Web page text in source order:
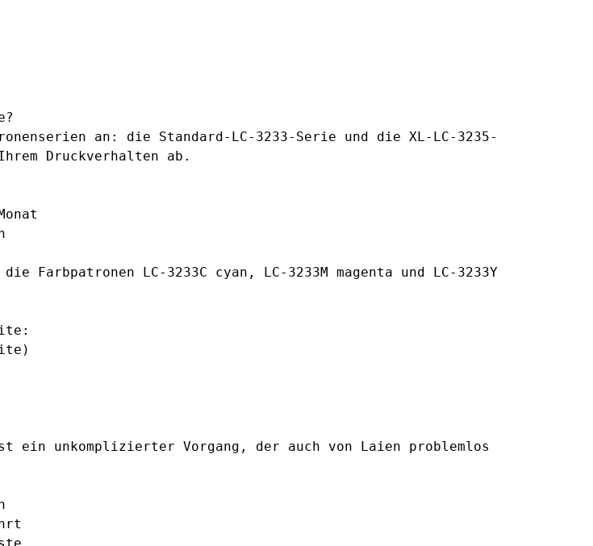
an: die Standard-LC-3233-Serie und die XL-LC-3235-
Druckverhalten ab.
Farbpatronen LC-3233C cyan , LC-3233M magenta und LC-3233Y
ein unkomplizierter Vorgang, der auch von Laien problemlos